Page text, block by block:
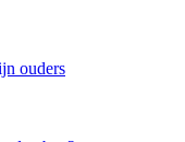
ouders